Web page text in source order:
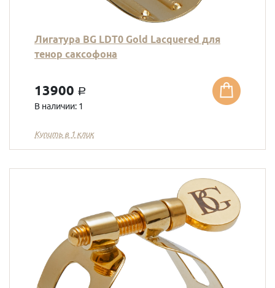
Лигатура BG LDT0 Gold Lacquered для
тенор саксофона
13900 a
В наличии: 1
Купить в 1 клик